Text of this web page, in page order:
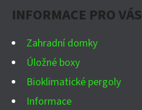
INFORMACE PRO VÁS
Zahradní domky
Úložné boxy
Bioklimatické pergoly
Informace